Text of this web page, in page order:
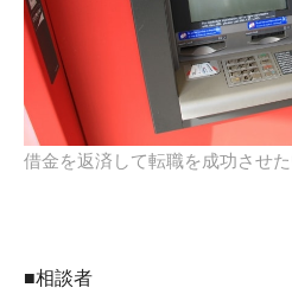
借金を返済して転職を成功させ
■相談者